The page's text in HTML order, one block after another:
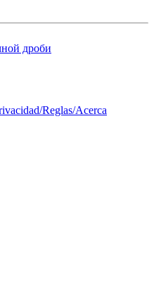
дроби
/Reglas/Acerca